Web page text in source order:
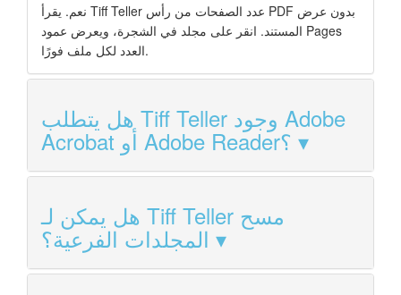
نعم. يقرأ Tiff Teller عدد الصفحات من رأس PDF بدون عرض
المستند. انقر على مجلد في الشجرة، ويعرض عمود Pages
العدد لكل ملف فورًا.
هل يتطلب Tiff Teller وجود Adobe
Acrobat أو Adobe Reader؟
هل يمكن لـ Tiff Teller مسح
المجلدات الفرعية؟